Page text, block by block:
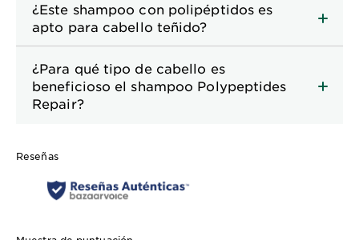
¿Este shampoo con polipéptidos es
apto para cabello teñido?
¿Para qué tipo de cabello es
beneficioso el shampoo Polypeptides
Repair?
Reseñas